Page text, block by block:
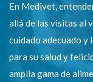
En Medivet,
allá de las visitas al
cuidado adecuado y
para su salud y
amplia gama de